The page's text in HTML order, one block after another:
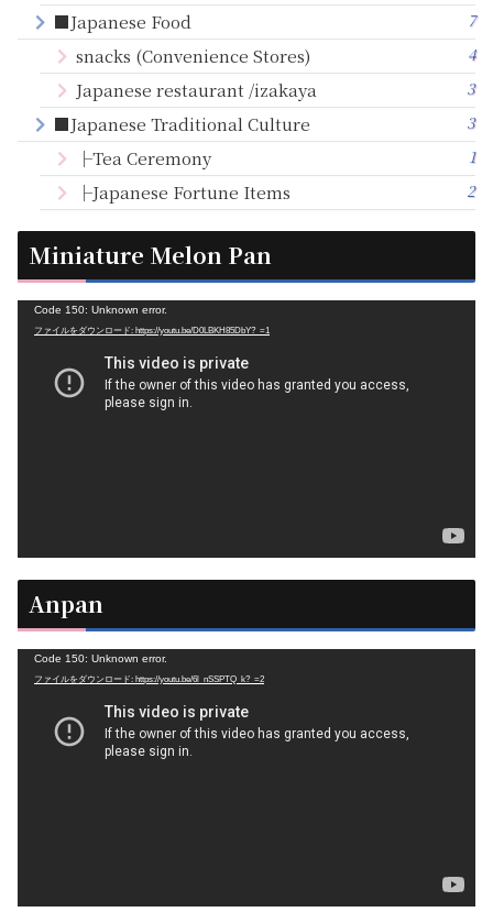
■Japanese Food 7
snacks (Convenience Stores) 4
Japanese restaurant /izakaya 3
■Japanese Traditional Culture 3
├Tea Ceremony 1
├Japanese Fortune Items 2
Miniature Melon Pan
Code 150: Unknown error.
ファイルをダウンロード: https://youtu.be/D0LBKH85DbY?_=1
Anpan
Code 150: Unknown error.
ファイルをダウンロード: https://youtu.be/6l_nSSPTQ_k?_=2